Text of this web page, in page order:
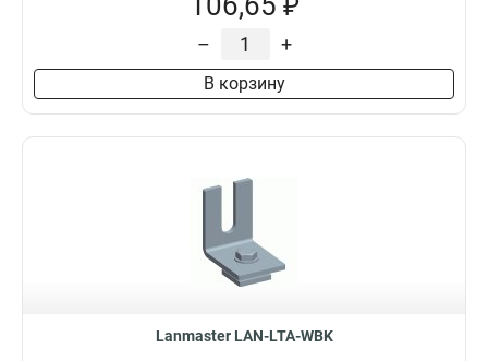
– +
В корзину
Lanmaster LAN-LTA-WBK